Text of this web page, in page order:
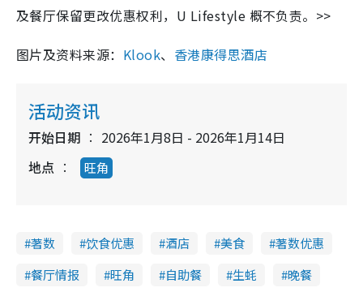
及餐厅保留更改优惠权利，U Lifestyle 概不负责。>>
图片及资料来源： Klook、 香港康得思酒店
活动资讯
开始日期
2026年1月8日 - 2026年1月14日
地点
旺角
著数 饮食优惠 酒店 美食
著数优惠
餐厅情报
旺角 自助餐 生蚝 晚餐